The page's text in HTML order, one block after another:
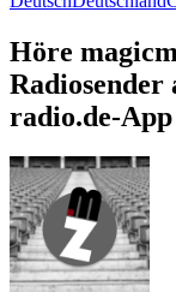
Höre
radio.de-App